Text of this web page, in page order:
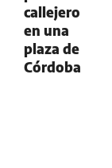
callejero
en una
plaza de
Córdoba